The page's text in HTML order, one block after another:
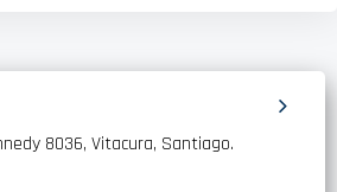
8036, Vitacura, Santiago.